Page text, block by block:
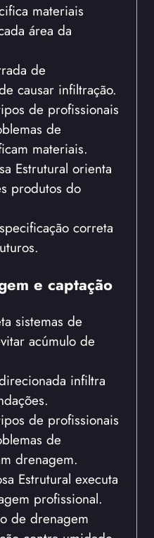
materiais
área da
de
causar infiltração.
de profissionais
de
materiais.
Estrutural orienta
produtos do
correta
e captação
sistemas de
acúmulo de
infiltra
de profissionais
de
drenagem.
Estrutural executa
profissional.
de drenagem